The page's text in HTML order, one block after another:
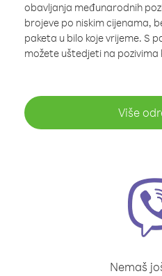
obavljanja međunarodnih
brojeve po niskim cijenama,
paketa u bilo koje vrijeme. S
možete uštedjeti na
Više
Nemaš